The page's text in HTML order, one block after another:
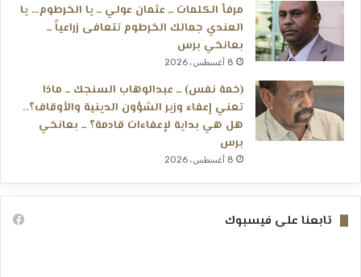
مرفأ الكلمات ــ عثمان عولي ــ يا الخرطوم… يا
العندي جمالك الخرطوم تتعافى زراعياً ــ
بعانخي برس
8 أغسطس، 2026
(خمة نفس) ــ عبدالوهاب السنجك ــ ماذا
تعني إعفاء وزير الشؤون الدينية والأوقاف؟..
هل هي بداية لإعفاءات قادمة؟ ــ بعانخي
برس
8 أغسطس، 2026
تابعنا على فيسبوك